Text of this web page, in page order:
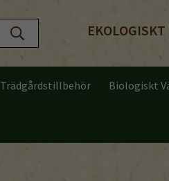
Trädgårdstillbehör Biologiskt